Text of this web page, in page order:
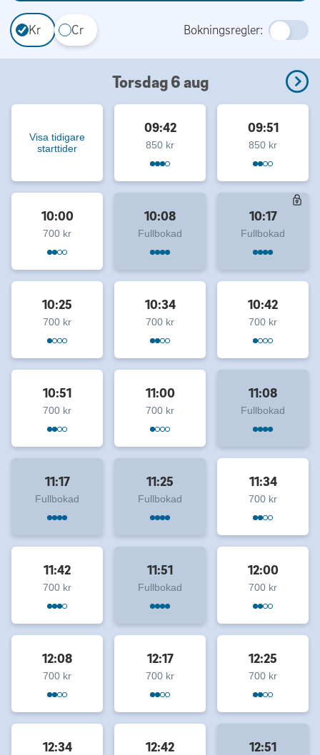
Kr Cr Bokningsregler:
Torsdag 6 aug
Visa tidigare
starttider
09:42
850 kr
09:51
850 kr
10:00
700 kr
10:08
Fullbokad
10:17
Fullbokad
10:25
700 kr
10:34
700 kr
10:42
700 kr
10:51
700 kr
11:00
700 kr
11:08
Fullbokad
11:17
Fullbokad
11:25
Fullbokad
11:34
700 kr
11:42
700 kr
11:51
Fullbokad
12:00
700 kr
12:08
700 kr
12:17
700 kr
12:25
700 kr
12:34 12:42 12:51